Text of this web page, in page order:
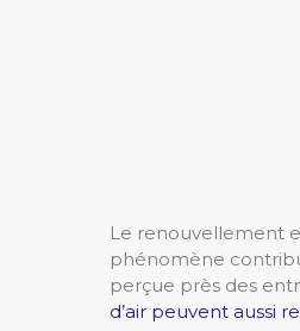
Le renouvellement
phénomène
perçue près des
d’air peuvent aussi